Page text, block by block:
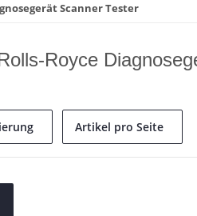
Scanner Tester
Royce
Artikel pro Seite